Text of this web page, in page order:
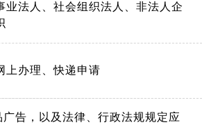
业法人、社会组织法人、非法人企
上办理、快递申请
告，以及法律、行政法规规定应